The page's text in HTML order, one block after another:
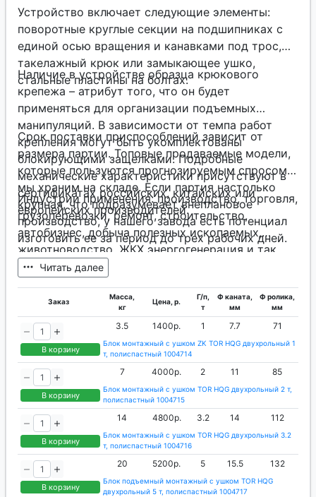
Устройство включает следующие элементы:
поворотные круглые секции на подшипниках с
единой осью вращения и канавками под трос,
такелажный крюк или замыкающее ушко,
стальные пластины на болтах.
Наличие в устройстве образца крюкового
крепежа – атрибут того, что он будет
применяться для организации подъемных
манипуляций. В зависимости от темпа работ
крепления могут быть укомплектованы
блокирующими защелками. Подробные
механические характеристики присутствуют в
сертификатах российских, китайских или
европейских производителей.
Срок поставки приспособлений зависит от
размера партии. Топовые продаваемые модели,
которые пользуются прогнозируемым спросом,
мы храним на складе. Если партия настолько
крупная, что подразумевает внеплановое
производство, у нашего завода есть потенциал
изготовить ее за период до трех рабочих дней.
Индустрии применения: производство, торговля,
грузоперевозки, ремонт, строительство,
автобизнес, добыча полезных ископаемых,
животноводство, ЖКХ энергогенерация и так
далее.Читать далее
Заказ
Масса,
кг
Цена, р.
Г/п,
т
Ф каната,
мм
Ф ролика,
мм
В корзину
3.5 1400р. 1 7.7 71
Блок монтажный с ушком ZK TOR HQG двухрольный 1
т, полиспастный 1004714
В корзину
7 4000р. 2 11 85
Блок монтажный с ушком TOR HQG двухрольный 2 т,
полиспастный 1004715
В корзину
14 4800р. 3.2 14 112
Блок монтажный с ушком TOR HQG двухрольный 3.2
т, полиспастный 1004716
В корзину
20 5200р. 5 15.5 132
Блок подъемный монтажный с ушком TOR HQG
двухрольный 5 т, полиспастный 1004717